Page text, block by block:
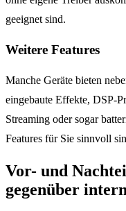
geeignet sind.
Weitere Features
Manche Geräte bieten
eingebaute Effekte, DSP-
Streaming oder sogar
Features für Sie sinnvoll
Vor- und
gegenüber